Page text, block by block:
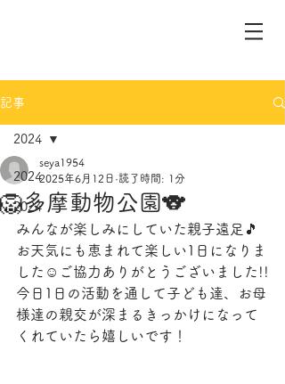
記事
2024
2024
2024
🦁多摩動物公園🐨
seya1954
2025年6月12日 読了時間: 1分
みんなが楽しみにしていた親子遠足🎵
お天気にも恵まれて楽しい1日になりま
した☺️ご協力ありがとうございました!!
今日1日の活動を通して子ども達、お母
様達の親交が深まるきっかけになって
くれていたら嬉しいです！